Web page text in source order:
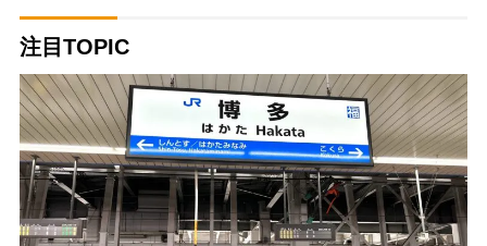
注目TOPIC